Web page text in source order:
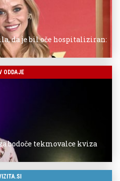
da je bil oče hospitaliziran:
ODDAJE
bodoče tekmovalce kviza